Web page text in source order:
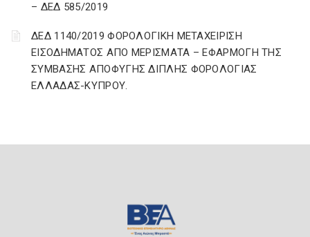
– ΔΕΔ 585/2019
ΔΕΔ 1140/2019 ΦΟΡΟΛΟΓΙΚΗ ΜΕΤΑΧΕΙΡΙΣΗ
ΕΙΣΟΔΗΜΑΤΟΣ ΑΠΟ ΜΕΡΙΣΜΑΤΑ – ΕΦΑΡΜΟΓΗ ΤΗΣ
ΣΥΜΒΑΣΗΣ ΑΠΟΦΥΓΗΣ ΔΙΠΛΗΣ ΦΟΡΟΛΟΓΙΑΣ
ΕΛΛΑΔΑΣ-ΚΥΠΡΟΥ.